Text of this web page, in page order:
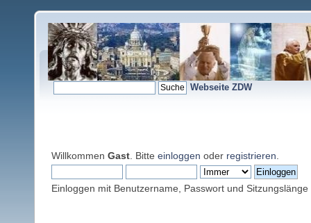
Webseite ZDW
Willkommen Gast . Bitte einloggen oder registrieren
Einloggen mit Benutzername, Passwort und Sitzungslänge